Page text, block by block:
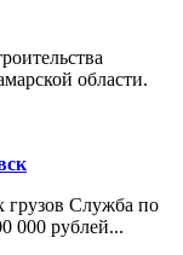
области.
грузов Служба по
000 рублей...